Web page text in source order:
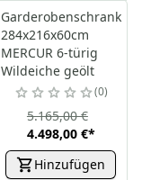
Garderobenschrank
284x216x60cm
MERCUR 6-türig
Wildeiche geölt
0
4.498,00 €*
5.165,00 €
Hinzufügen